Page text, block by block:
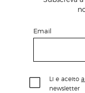
Email
Li e aceito
newsletter